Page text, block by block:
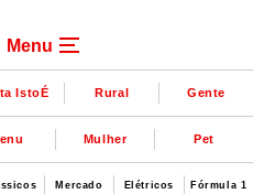
Menu
IstoÉ Rural Gente
Mulher Pet
Mercado Elétricos Fórmula 1